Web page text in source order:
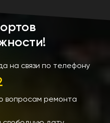
на связи по телефону
вопросам ремонта